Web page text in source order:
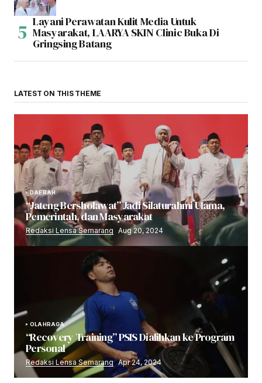
Layani Perawatan Kulit Media Untuk
Masyarakat, LAARYA SKIN Clinic Buka Di
Gringsing Batang
LATEST ON THIS THEME
DAERAH
“Jateng Bersholawat” Jadi Silaturahmi Ulama,
Pemerintah, dan Masyarakat
Redaksi Lensa Semarang Aug 20, 2024
OLAHRAGA
“Recovery Training” PSIS Dialihkan ke Program
Personal
Redaksi Lensa Semarang Apr 24, 2024